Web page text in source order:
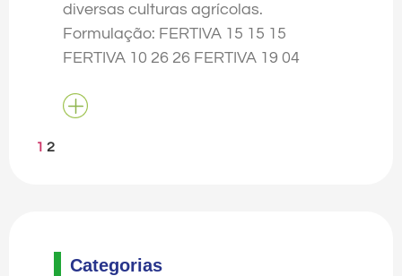
Categorias
diversas culturas agrícolas.
Formulação: FERTIVA 15 15 15
FERTIVA 10 26 26 FERTIVA 19 04
1 2